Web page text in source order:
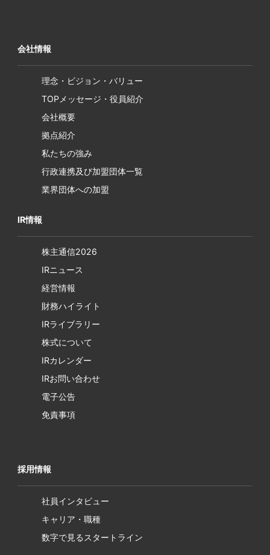
会社情報
理念・ビジョン・バリュー
TOPメッセージ・役員紹介
会社概要
拠点紹介
私たちの強み
行政連携及び加盟団体一覧
業界団体への加盟
IR情報
株主通信2026
IRニュース
経営情報
財務ハイライト
IRライブラリー
株式について
IRカレンダー
IRお問い合わせ
電子公告
免責事項
採用情報
社員インタビュー
キャリア・職種
数字で見るスタートライン